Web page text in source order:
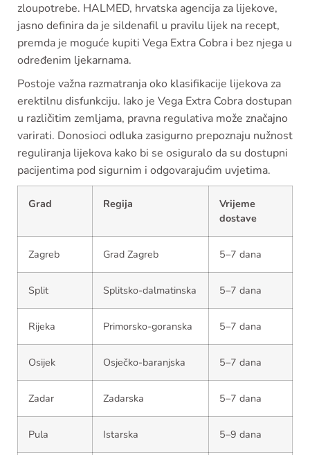
zloupotrebe. HALMED, hrvatska agencija za lijekove,
jasno definira da je sildenafil u pravilu lijek na recept,
premda je moguće kupiti Vega Extra Cobra i bez njega u
određenim ljekarnama.
Postoje važna razmatranja oko klasifikacije lijekova za
erektilnu disfunkciju. Iako je Vega Extra Cobra dostupan
u različitim zemljama, pravna regulativa može značajno
varirati. Donosioci odluka zasigurno prepoznaju nužnost
reguliranja lijekova kako bi se osiguralo da su dostupni
pacijentima pod sigurnim i odgovarajućim uvjetima.
Grad Regija
Vrijeme
dostave
Zagreb Grad Zagreb 5–7 dana
Split Splitsko-dalmatinska 5–7 dana
Rijeka Primorsko-goranska 5–7 dana
Osijek Osječko-baranjska 5–7 dana
Zadar Zadarska 5–7 dana
Pula Istarska 5–9 dana